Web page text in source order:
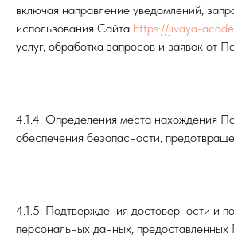
включая направление уведомлений,
использования Сайта https://jivaya-
услуг, обработка запросов и заявок от
4.1.4. Определения места нахождения
обеспечения безопасности,
4.1.5. Подтверждения достоверности и
персональных данных, предоставленных